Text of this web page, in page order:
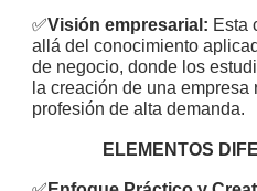
✅Visión empresarial: Esta
allá del conocimiento
de negocio, donde los
la creación de una
profesión de alta demanda.
ELEMENTOS